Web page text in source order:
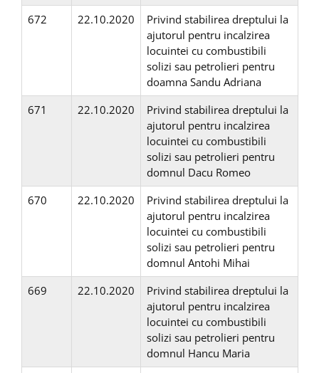
672
22.10.2020
Privind stabilirea dreptului la
ajutorul pentru incalzirea
locuintei cu combustibili
solizi sau petrolieri pentru
doamna Sandu Adriana
671
22.10.2020
Privind stabilirea dreptului la
ajutorul pentru incalzirea
locuintei cu combustibili
solizi sau petrolieri pentru
domnul Dacu Romeo
670
22.10.2020
Privind stabilirea dreptului la
ajutorul pentru incalzirea
locuintei cu combustibili
solizi sau petrolieri pentru
domnul Antohi Mihai
669
22.10.2020
Privind stabilirea dreptului la
ajutorul pentru incalzirea
locuintei cu combustibili
solizi sau petrolieri pentru
domnul Hancu Maria